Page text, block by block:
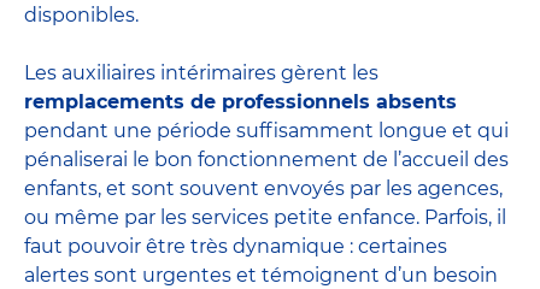
disponibles.
Les auxiliaires intérimaires gèrent les
remplacements de professionnels absents
pendant une période suffisamment longue et qui
pénaliserai le bon fonctionnement de l’accueil des
enfants, et sont souvent envoyés par les agences,
ou même par les services petite enfance. Parfois, il
faut pouvoir être très dynamique : certaines
alertes sont urgentes et témoignent d’un besoin